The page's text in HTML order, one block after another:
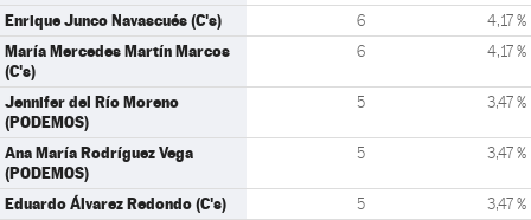
Enrique Junco Navascués (C's) 6 4,17 %
María Mercedes Martín Marcos
(C's)
6 4,17 %
Jennifer del Río Moreno
(PODEMOS)
5 3,47 %
Ana María Rodríguez Vega
(PODEMOS)
5 3,47 %
Eduardo Álvarez Redondo (C's) 5 3,47 %